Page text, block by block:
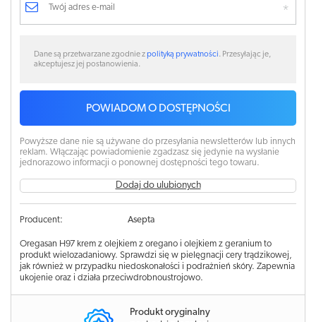
Dane są przetwarzane zgodnie zpolityką prywatności. Przesyłając je,
akceptujesz jej postanowienia.
POWIADOM O DOSTĘPNOŚCI
Powyższe dane nie są używane do przesyłania newsletterów lub innych
reklam. Włączając powiadomienie zgadzasz się jedynie na wysłanie
jednorazowo informacji o ponownej dostępności tego towaru.
Dodaj do ulubionych
Producent: Asepta
Oregasan H97 krem z olejkiem z oregano i olejkiem z geranium to
produkt wielozadaniowy. Sprawdzi się w pielęgnacji cery trądzikowej,
jak również w przypadku niedoskonałości i podrażnień skóry. Zapewnia
ukojenie oraz i działa przeciwdrobnoustrojowo.
Produkt oryginalny